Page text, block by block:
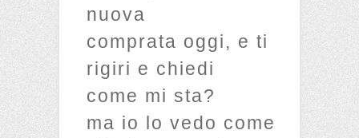
nuova
comprata oggi, e ti
rigiri e chiedi
come mi sta?
ma io lo vedo come